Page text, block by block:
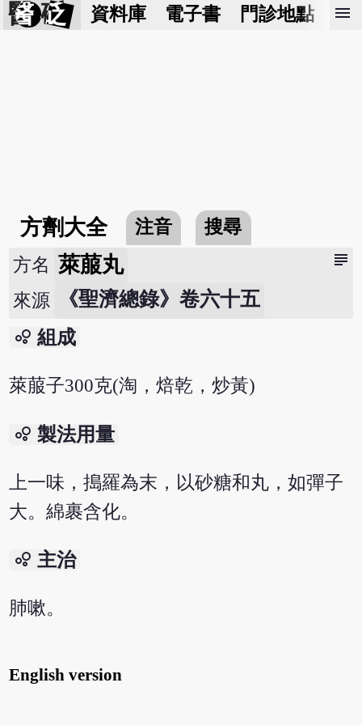
醫 砭 資料庫 電子書 門診地點 預
menu
方劑大全 注音 搜尋
subject
方名 萊菔丸
來源 《聖濟總錄》卷六十五
bubble_chart 組成
萊菔子300克(淘，焙乾，炒黃)
bubble_chart 製法用量
上一味，搗羅為末，以砂糖和丸，如彈子
大。綿裹含化。
bubble_chart 主治
肺嗽。
English version